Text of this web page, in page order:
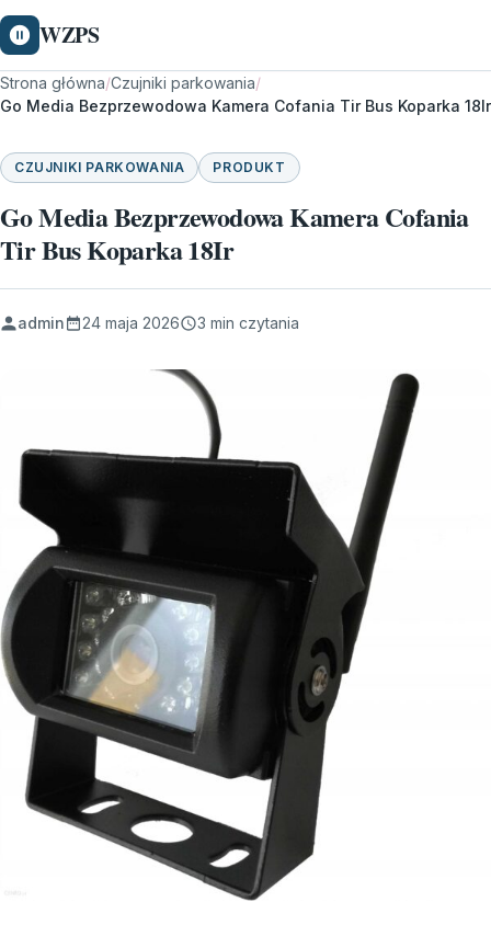
WZPS
Strona główna/Czujniki parkowania/
Go Media Bezprzewodowa Kamera Cofania Tir Bus Koparka 18Ir
CZUJNIKI PARKOWANIA PRODUKT
Go Media Bezprzewodowa Kamera Cofania
Tir Bus Koparka 18Ir
admin 24 maja 2026 3 min czytania